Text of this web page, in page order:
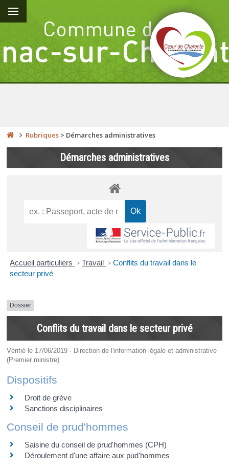
Rubriques > Démarches administratives
Démarches administratives
Accueil particuliers > Travail > Conflits du travail dans le
secteur privé
Dossier
Conflits du travail dans le secteur privé
Vérifié le 17/06/2019 - Direction de l'information légale et administrative
(Premier ministre)
Dispositifs
Droit de grève
Sanctions disciplinaires
Conseil de prud'hommes
Saisine du conseil de prud'hommes (CPH)
Déroulement d'une affaire aux pud'hommes